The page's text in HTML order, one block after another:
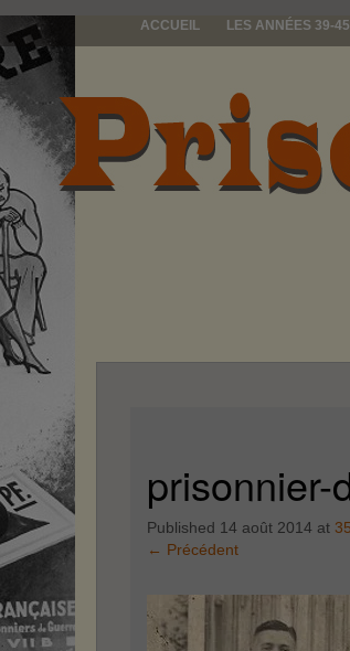
ACCUEIL LES ANNÉES 39-45
prisonnier-
Published 14 août 2014 at
← Précédent